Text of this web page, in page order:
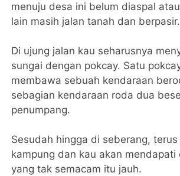
menuju desa ini belum diaspal
lain masih jalan tanah dan berpasir.
Di ujung jalan kau seharusnya
sungai dengan pokcay. Satu
membawa sebuah kendaraan
sebagian kendaraan roda dua
penumpang.
Sesudah hingga di seberang,
kampung dan kau akan mendapati
yang tak semacam itu jauh.